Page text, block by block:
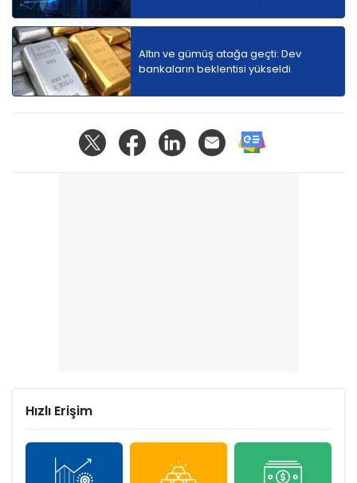
Altın ve gümüş atağa geçti: Dev
bankaların beklentisi yükseldi
Hızlı Erişim